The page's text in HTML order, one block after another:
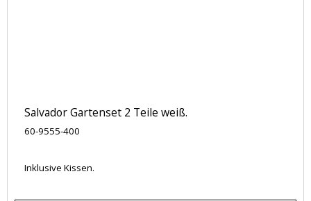
Salvador Gartenset 2 Teile weiß.
60-9555-400
Inklusive Kissen.